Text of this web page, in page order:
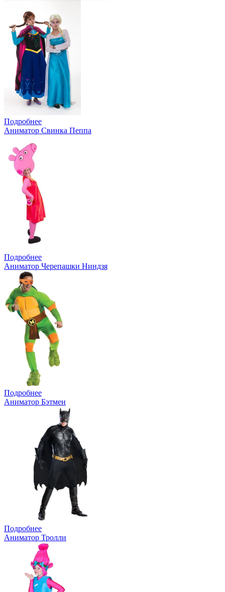
Подробнее
Аниматор Свинка Пеппа
Подробнее
Аниматор Черепашки Ниндзя
Подробнее
Аниматор Бэтмен
Подробнее
Аниматор Тролли